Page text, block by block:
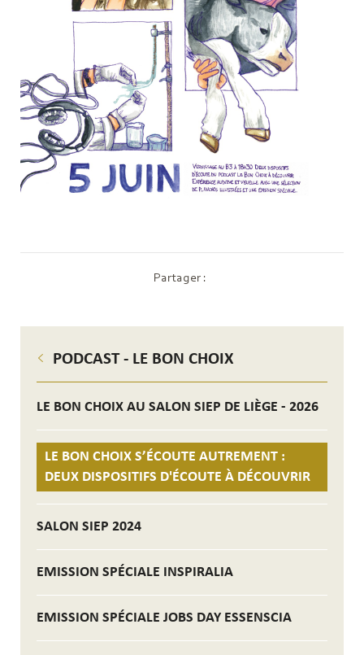
PODCAST - LE BON CHOIX
LE BON CHOIX AU SALON SIEP DE LIÈGE - 2026
LE BON CHOIX S’ÉCOUTE AUTREMENT :
DEUX DISPOSITIFS D'ÉCOUTE À DÉCOUVRIR
SALON SIEP 2024
EMISSION SPÉCIALE INSPIRALIA
EMISSION SPÉCIALE JOBS DAY ESSENSCIA
Partager :